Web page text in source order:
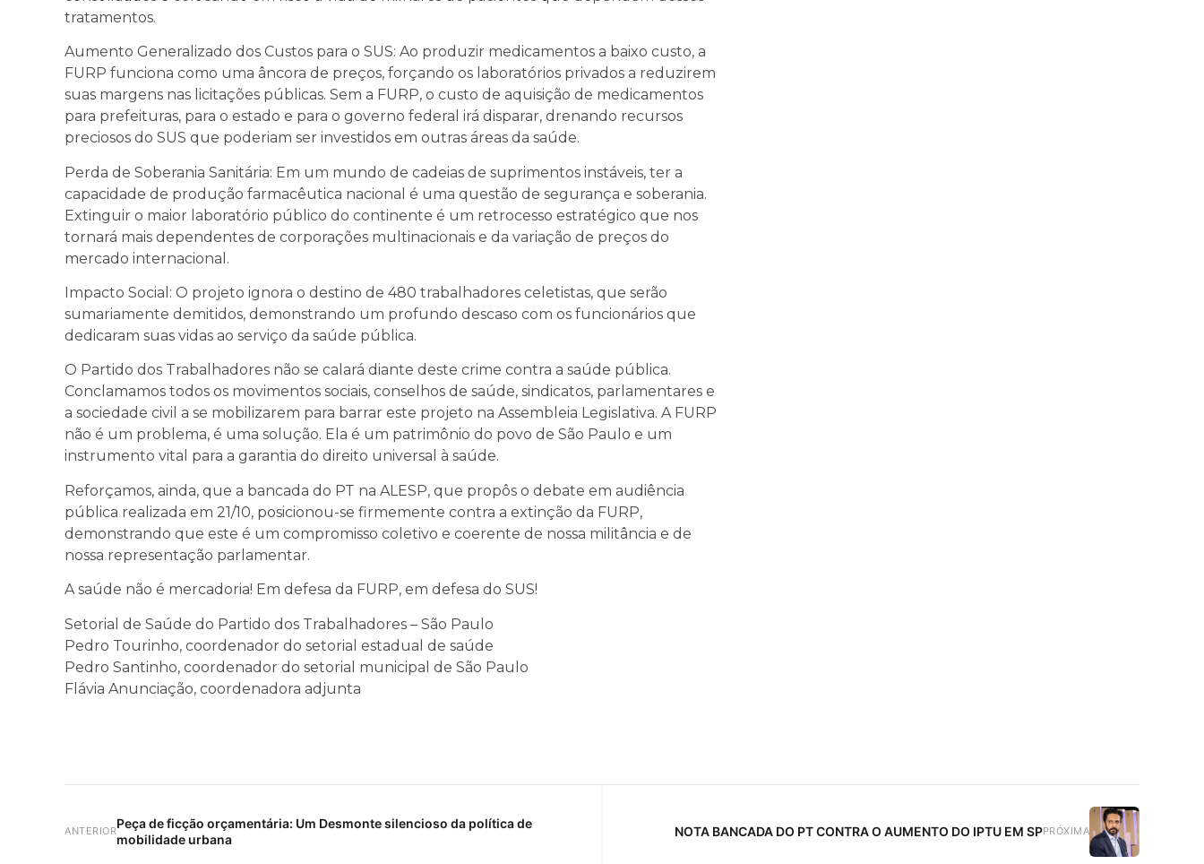
tratamentos.
Aumento Generalizado dos Custos para o SUS: Ao produzir medicamentos a baixo custo, a
FURP funciona como uma âncora de preços, forçando os laboratórios privados a reduzirem
suas margens nas licitações públicas. Sem a FURP, o custo de aquisição de medicamentos
para prefeituras, para o estado e para o governo federal irá disparar, drenando recursos
preciosos do SUS que poderiam ser investidos em outras áreas da saúde.
Perda de Soberania Sanitária: Em um mundo de cadeias de suprimentos instáveis, ter a
capacidade de produção farmacêutica nacional é uma questão de segurança e soberania.
Extinguir o maior laboratório público do continente é um retrocesso estratégico que nos
tornará mais dependentes de corporações multinacionais e da variação de preços do
mercado internacional.
Impacto Social: O projeto ignora o destino de 480 trabalhadores celetistas, que serão
sumariamente demitidos, demonstrando um profundo descaso com os funcionários que
dedicaram suas vidas ao serviço da saúde pública.
O Partido dos Trabalhadores não se calará diante deste crime contra a saúde pública.
Conclamamos todos os movimentos sociais, conselhos de saúde, sindicatos, parlamentares e
a sociedade civil a se mobilizarem para barrar este projeto na Assembleia Legislativa. A FURP
não é um problema, é uma solução. Ela é um patrimônio do povo de São Paulo e um
instrumento vital para a garantia do direito universal à saúde.
Reforçamos, ainda, que a bancada do PT na ALESP, que propôs o debate em audiência
pública realizada em 21/10, posicionou-se firmemente contra a extinção da FURP,
demonstrando que este é um compromisso coletivo e coerente de nossa militância e de
nossa representação parlamentar.
A saúde não é mercadoria! Em defesa da FURP, em defesa do SUS!
Setorial de Saúde do Partido dos Trabalhadores – São Paulo
Pedro Tourinho, coordenador do setorial estadual de saúde
Pedro Santinho, coordenador do setorial municipal de São Paulo
Flávia Anunciação, coordenadora adjunta
ANTERIORPeça de ficção orçamentária: Um Desmonte silencioso da política de
mobilidade urbana
PRÓXIMA
NOTA BANCADA DO PT CONTRA O AUMENTO DO IPTU EM SP